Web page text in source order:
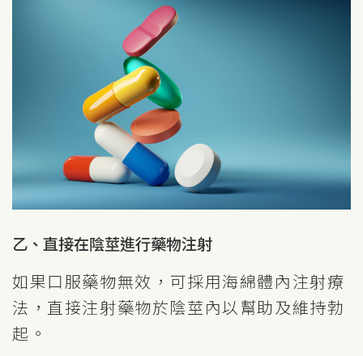
乙、直接在陰莖進行藥物注射
如果口服藥物無效，可採用海綿體內注射療
法，直接注射藥物於陰莖內以幫助及維持勃
起。